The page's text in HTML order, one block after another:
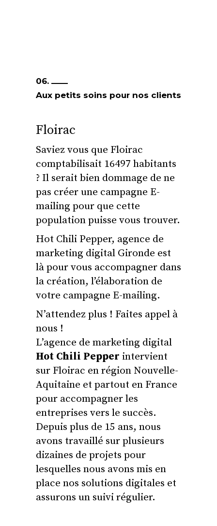
06.
Aux petits soins pour nos clients
Floirac
Saviez vous que Floirac
comptabilisait 16497 habitants
? Il serait bien dommage de ne
pas créer une campagne E-
mailing pour que cette
population puisse vous trouver.
Hot Chili Pepper, agence de
marketing digital Gironde est
là pour vous accompagner dans
la création, l’élaboration de
votre campagne E-mailing.
N’attendez plus ! Faites appel à
nous !
L’agence de marketing digital
Hot Chili Pepper intervient
sur Floirac en région Nouvelle-
Aquitaine et partout en France
pour accompagner les
entreprises vers le succès.
Depuis plus de 15 ans, nous
avons travaillé sur plusieurs
dizaines de projets pour
lesquelles nous avons mis en
place nos solutions digitales et
assurons un suivi régulier.